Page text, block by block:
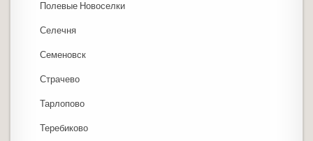
Полевые Новоселки
Селечня
Семеновск
Страчево
Тарлопово
Теребиково